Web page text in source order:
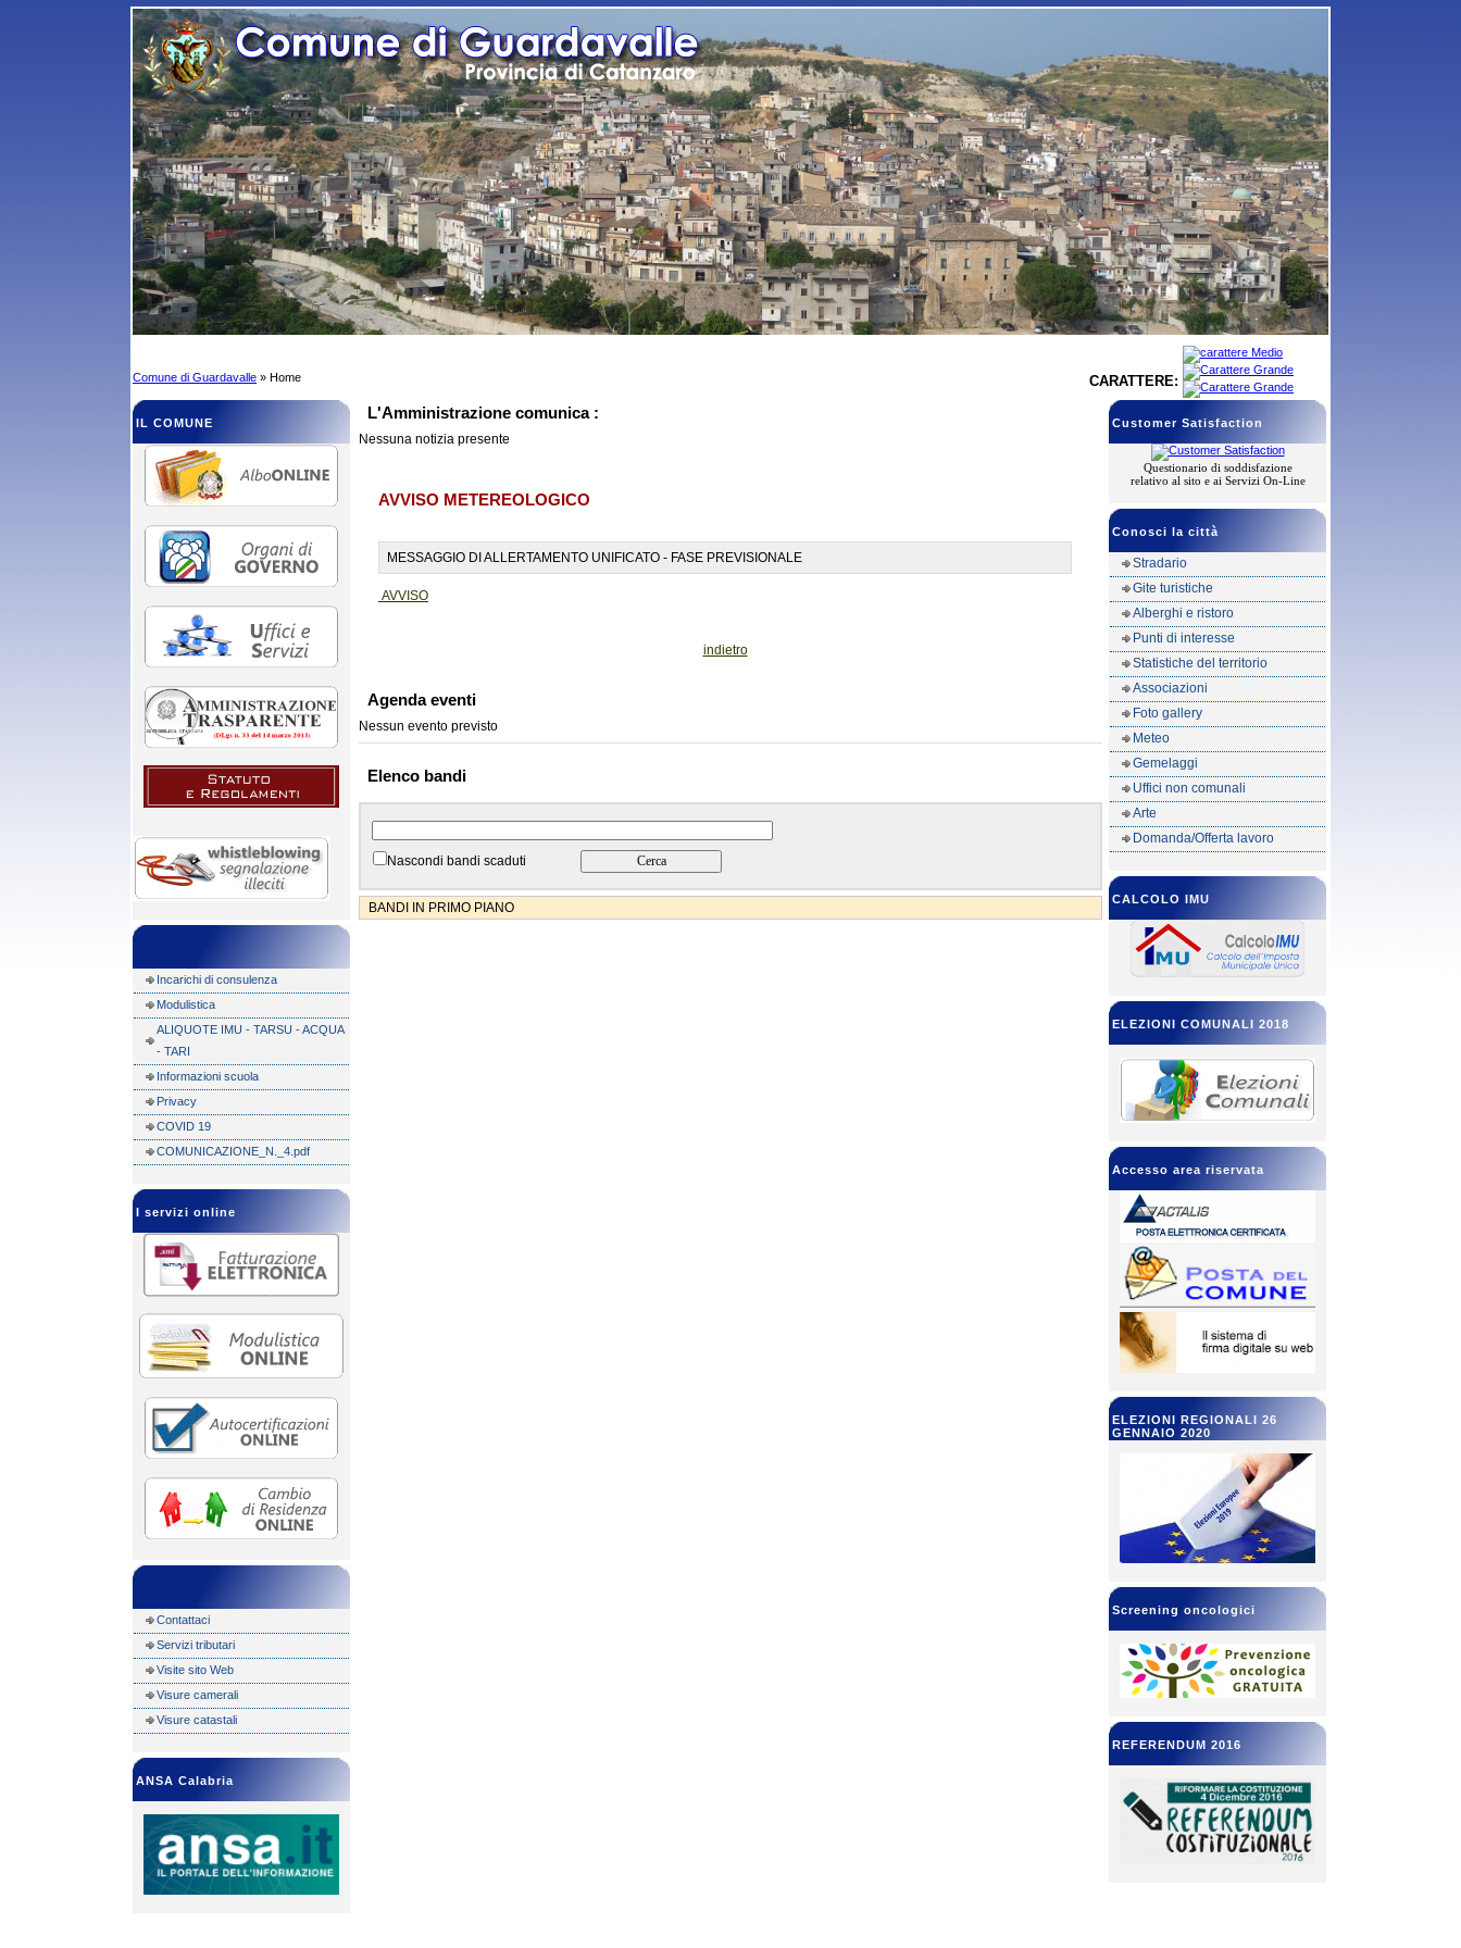
CARATTERE:
Comune di Guardavalle » Home
L'Amministrazione comunica :
Nessuna notizia presente
AVVISO METEREOLOGICO
MESSAGGIO DI ALLERTAMENTO UNIFICATO - FASE PREVISIONALE
AVVISO
indietro
Agenda eventi
Nessun evento previsto
Elenco bandi
Nascondi bandi scaduti
BANDI IN PRIMO PIANO
IL COMUNE
Incarichi di consulenza
Modulistica
ALIQUOTE IMU - TARSU - ACQUA
- TARI
Informazioni scuola
Privacy
COVID 19
COMUNICAZIONE_N._4.pdf
I servizi online
Contattaci
Servizi tributari
Visite sito Web
Visure camerali
Visure catastali
ANSA Calabria
Customer Satisfaction
Questionario di soddisfazione
relativo al sito e ai Servizi On-Line
Conosci la città
Stradario
Gite turistiche
Alberghi e ristoro
Punti di interesse
Statistiche del territorio
Associazioni
Foto gallery
Meteo
Gemelaggi
Uffici non comunali
Arte
Domanda/Offerta lavoro
CALCOLO IMU
ELEZIONI COMUNALI 2018
Accesso area riservata
ELEZIONI REGIONALI 26
GENNAIO 2020
Screening oncologici
REFERENDUM 2016